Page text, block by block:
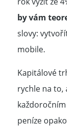
by vám
slovy:
mobile.
Kapitálové
rychle na to,
peníze